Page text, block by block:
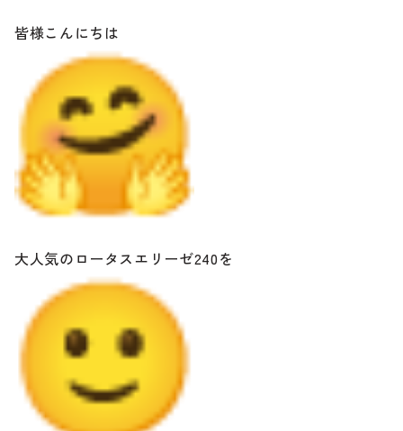
皆様こんにちは
大人気のロータスエリーゼ240を